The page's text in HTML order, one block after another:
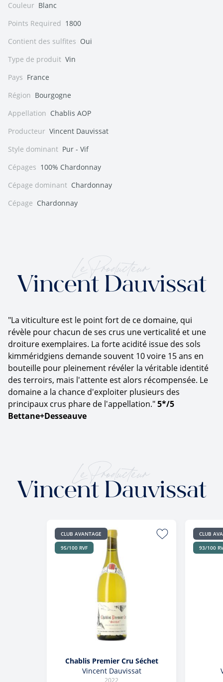
Couleur Blanc
Points Required 1800
Contient des sulfites Oui
Type de produit Vin
Pays France
Région Bourgogne
Appellation Chablis AOP
Producteur Vincent Dauvissat
Style dominant Pur - Vif
Cépages 100% Chardonnay
Cépage dominant Chardonnay
Cépage Chardonnay
Le Producteur
Vincent Dauvissat
"La viticulture est le point fort de ce domaine, qui
révèle pour chacun de ses crus une verticalité et une
droiture exemplaires. La forte acidité issue des sols
kimméridgiens demande souvent 10 voire 15 ans en
bouteille pour pleinement révéler la véritable identité
des terroirs, mais l'attente est alors récompensée. Le
domaine a la chance d'exploiter plusieurs des
principaux crus phare de l'appellation."5*/5
Bettane+Desseauve
Le Producteur
Vincent Dauvissat
CLUB AVANTAGE
95/100 RVF
Chablis Premier Cru Séchet
Vincent Dauvissat
CLUB
93/100